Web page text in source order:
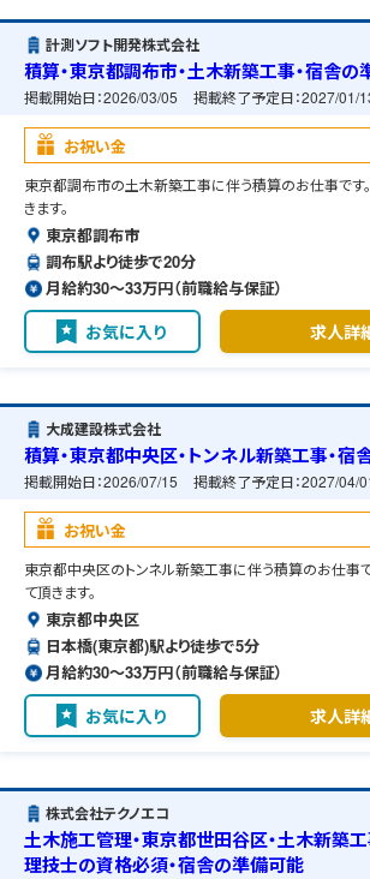
計測ソフト開発株式会社
積算・東京都調布市・土木新築工事・宿舎の
掲載開始日：2026/03/05 掲載終了予定日：2027/01/
お祝い金
東京都調布市の土木新築工事に伴う積算のお仕事です
きます。
東京都調布市
調布駅より徒歩で20分
月給約30〜33万円（前職給与保証）
お気に入り 求人詳
大成建設株式会社
積算・東京都中央区・トンネル新築工事・宿
掲載開始日：2026/07/15 掲載終了予定日：2027/04/
お祝い金
東京都中央区のトンネル新築工事に伴う積算のお仕事
て頂きます。
東京都中央区
日本橋(東京都)駅より徒歩で5分
月給約30〜33万円（前職給与保証）
お気に入り 求人詳
株式会社テクノエコ
土木施工管理・東京都世田谷区・土木新築
理技士の資格必須・宿舎の準備可能